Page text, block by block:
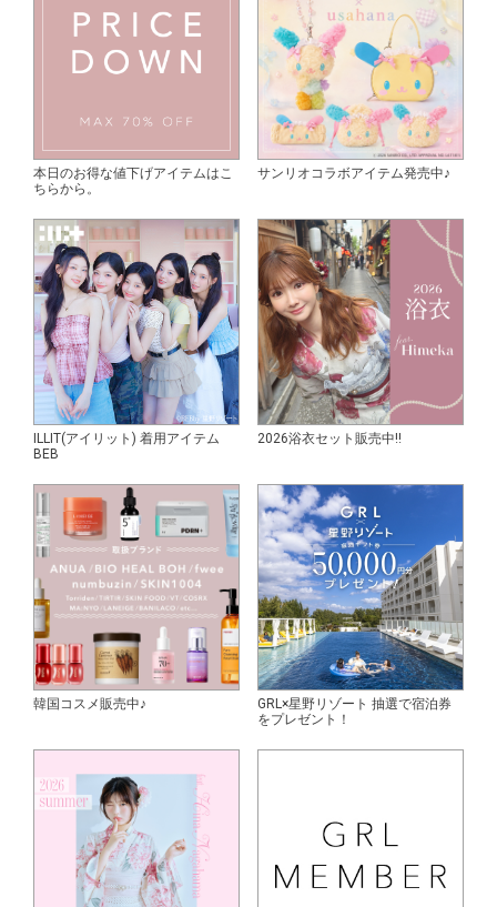
本日のお得な値下げアイテムはこ
ちらから。
サンリオコラボアイテム発売中♪
ILLIT(アイリット) 着用アイテム
BEB
2026浴衣セット販売中!!
韓国コスメ販売中♪
GRL×星野リゾート 抽選で宿泊券
をプレゼント！